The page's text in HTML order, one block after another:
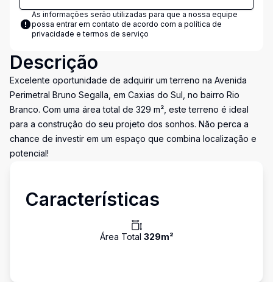
As informações serão utilizadas para que a nossa equipe
possa entrar em contato de acordo com a política de
privacidade e termos de serviço
Descrição
Excelente oportunidade de adquirir um terreno na Avenida
Perimetral Bruno Segalla, em Caxias do Sul, no bairro Rio
Branco. Com uma área total de 329 m², este terreno é ideal
para a construção do seu projeto dos sonhos. Não perca a
chance de investir em um espaço que combina localização e
potencial!
Características
Área Total 329m²